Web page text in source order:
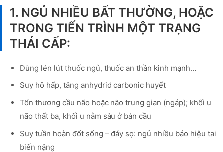
1. NGỦ NHIỀU BẤT THƯỜNG, HOẶC
TRONG TIẾN TRÌNH MỘT TRẠNG
THÁI CẤP:
Dùng lén lút thuốc ngủ, thuốc an thần kinh mạnh…
Suy hô hấp, tăng anhydrid carbonic huyết
Tổn thương cầu não hoặc não trung gian (ngáp); khối u
não thất ba, khối u nằm sâu ở bán cầu
Suy tuần hoàn đốt sống – đáy sọ: ngủ nhiều báo hiệu tai
biến nặng